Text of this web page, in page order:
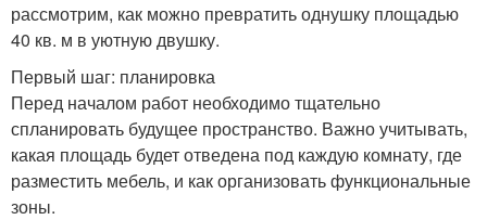
рассмотрим, как можно превратить однушку площадью
40 кв. м в уютную двушку.
Первый шаг: планировка
Перед началом работ необходимо тщательно
спланировать будущее пространство. Важно учитывать,
какая площадь будет отведена под каждую комнату, где
разместить мебель, и как организовать функциональные
зоны.